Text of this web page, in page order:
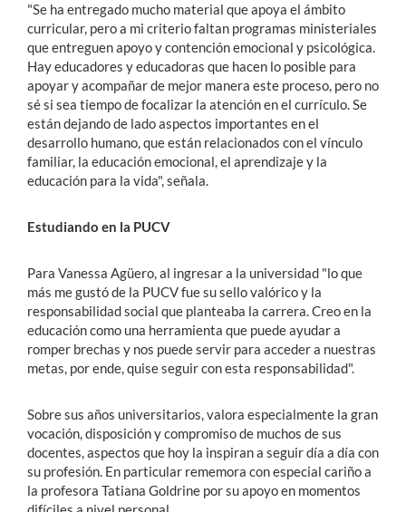
"Se ha entregado mucho material que apoya el ámbito
curricular, pero a mi criterio faltan programas ministeriales
que entreguen apoyo y contención emocional y psicológica.
Hay educadores y educadoras que hacen lo posible para
apoyar y acompañar de mejor manera este proceso, pero no
sé si sea tiempo de focalizar la atención en el currículo. Se
están dejando de lado aspectos importantes en el
desarrollo humano, que están relacionados con el vínculo
familiar, la educación emocional, el aprendizaje y la
educación para la vida", señala.
Estudiando en la PUCV
Para Vanessa Agüero, al ingresar a la universidad "lo que
más me gustó de la PUCV fue su sello valórico y la
responsabilidad social que planteaba la carrera. Creo en la
educación como una herramienta que puede ayudar a
romper brechas y nos puede servir para acceder a nuestras
metas, por ende, quise seguir con esta responsabilidad".
Sobre sus años universitarios, valora especialmente la gran
vocación, disposición y compromiso de muchos de sus
docentes, aspectos que hoy la inspiran a seguir día a día con
su profesión. En particular rememora con especial cariño a
la profesora Tatiana Goldrine por su apoyo en momentos